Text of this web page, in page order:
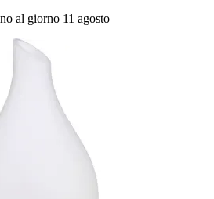
al giorno 11 agosto